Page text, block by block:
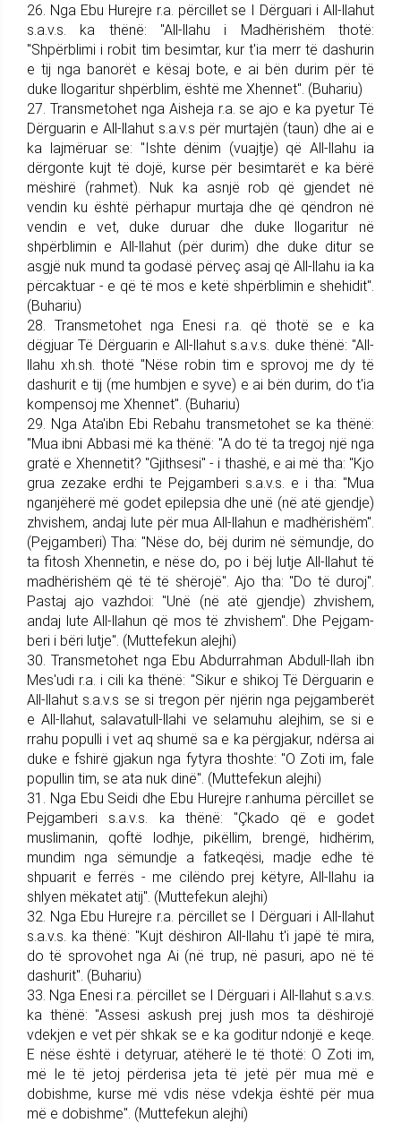
26. Nga Ebu Hurejre r.a. për­ci­llet se I Dërguari i All-llahut
s.a.v.s. ka thënë: "All-llahu i Madhë­rishëm thotë:
"Shpërblimi i ro­bit tim besimtar, kur t'ia merr të dashurin
e tij nga banorët e kësaj bote, e ai bën durim për të
duke llogaritur shpërblim, është me Xhennet". (Buhariu)
27. Trans­me­tohet nga Aisheja r.a. se ajo e ka pyetur Të
Dërguarin e All-llahut s.a.v.s për murtajën (taun) dhe ai e
ka lajmëruar se: "Ishte dënim (vuajtje) që All-llahu ia
dërgonte kujt të dojë, kurse për besimtarët e ka bërë
mëshirë (rahmet). Nuk ka asnjë rob që gjendet në
vendin ku është për­ha­pur murtaja dhe që qëndron në
ven­din e vet, duke duruar dhe duke llogaritur në
shpërblimin e All-lla­hut (për durim) dhe duke ditur se
asgjë nuk mund ta godasë për­veç asaj që All-llahu ia ka
për­cak­tu­ar - e që të mos e ketë shpër­bli­min e shehidit".
(Buhariu)
28. Trans­me­tohet nga Enesi r.a. që thotë se e ka
dëgjuar Të Dër­guarin e All-llahut s.a.v.s. duke thënë: "All-
llahu xh.sh. thotë "Në­se robin tim e sprovoj me dy të
dashurit e tij (me humbjen e syve) e ai bën durim, do t'ia
kompensoj me Xhennet". (Buha­riu)
29. Nga Ata'ibn Ebi Rebahu trans­me­tohet se ka thënë:
"Mua ibni Abbasi më ka thënë: "A do të ta tregoj një nga
gratë e Xhennetit? "Gjithsesi" - i thashë, e ai më tha: "Kjo
grua zezake erdhi te Pej­gam­be­ri s.a.v.s. e i tha: "Mua
nga­një­he­rë më godet epilepsia dhe unë (në atë gjendje)
zhvishem, andaj lute për mua All-llahun e madhë­ri­shëm".
(Pej­gam­be­ri) Tha: "Nëse do, bëj durim në sëmundje, do
ta fitosh Xhennetin, e nëse do, po i bëj lutje All-llahut të
madhërishëm që të të shërojë". Ajo tha: "Do të duroj".
Pastaj ajo vazhdoi: "Unë (në atë gjendje) zhvishem,
andaj lute All-llahun që mos të zhvishem". Dhe Pej­gam­
be­ri i bëri lutje". (Muttefekun alej­hi)
30. Trans­me­tohet nga Ebu Ab­du­rrahman Abdull-llah ibn
Mes'udi r.a. i cili ka thënë: "Sikur e shikoj Të Dërguarin e
All-llahut s.a.v.s se si tregon për njërin nga pej­gam­berët
e All-llahut, sala­va­tull-lla­hi ve selamuhu alejhim, se si e
rrahu populli i vet aq shumë sa e ka përgjakur, ndërsa ai
duke e fshirë gjakun nga fytyra thoshte: "O Zoti im, fale
popullin tim, se ata nuk dinë". (Muttefekun alejhi)
31. Nga Ebu Seidi dhe Ebu Hurejre r.anhuma përcillet se
Pej­gam­be­ri s.a.v.s. ka thënë: "Çkado që e godet
muslimanin, qoftë lo­dhje, pikëllim, brengë, hidhërim,
mundim nga sëmundje a fatkeqësi, madje edhe të
shpuarit e ferrës - me cilëndo prej këtyre, All-llahu ia
shlyen mëkatet atij". (Muttefekun alejhi)
32. Nga Ebu Hurejre r.a. përci­llet se I Dërguari i All-llahut
s.a.v.s. ka thënë: "Kujt dëshiron All-llahu t'i japë të mira,
do të sprovohet nga Ai (në trup, në pasuri, apo në të
dashurit". (Buhariu)
33. Nga Enesi r.a. përcillet se I Dërguari i All-llahut s.a.v.s.
ka thënë: "Assesi askush prej jush mos ta dëshirojë
vdekjen e vet për shkak se e ka goditur ndonjë e keqe.
E nëse është i detyruar, atëherë le të thotë: O Zoti im,
më le të jetoj përderisa jeta të jetë për mua më e
dobishme, kurse më vdis nëse vdekja është për mua
më e dobishme". (Muttefekun alejhi)